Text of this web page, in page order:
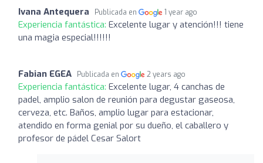
Ivana Antequera Publicada en 1 year ago
Experiencia fantástica: Excelente lugar y atención!!! tiene
una magia especial!!!!!!
Fabian EGEA Publicada en 2 years ago
Experiencia fantástica: Excelente lugar, 4 canchas de
padel, amplio salon de reunión para degustar gaseosa,
cerveza, etc. Baños, amplio lugar para estacionar,
atendido en forma genial por su dueño, el caballero y
profesor de pádel Cesar Salort